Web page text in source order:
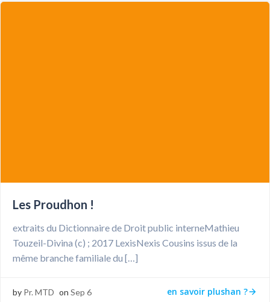
Les Proudhon !
extraits du Dictionnaire de Droit public interneMathieu
Touzeil-Divina (c) ; 2017 LexisNexis Cousins issus de la
même branche familiale du […]
by Pr. MTD on Sep 6 en savoir plushan ?